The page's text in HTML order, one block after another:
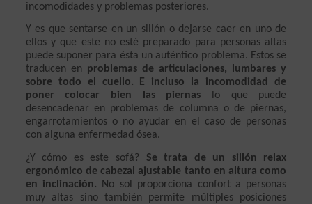
incomodidades y problemas posteriores.
Y es que sentarse en un sillón o dejarse caer en uno de
ellos y que este no esté preparado para personas altas
puede suponer para ésta un auténtico problema. Estos se
traducen en problemas de articulaciones, lumbares y
sobre todo el cuello. E incluso la incomodidad de
poner colocar bien las piernas lo que puede
desencadenar en problemas de columna o de piernas,
engarrotamientos o no ayudar en el caso de personas
con alguna enfermedad ósea.
¿Y cómo es este sofá? Se trata de un sillón relax
ergonómico de cabezal ajustable tanto en altura como
en inclinación. No sol proporciona confort a personas
muy altas sino también permite múltiples posiciones